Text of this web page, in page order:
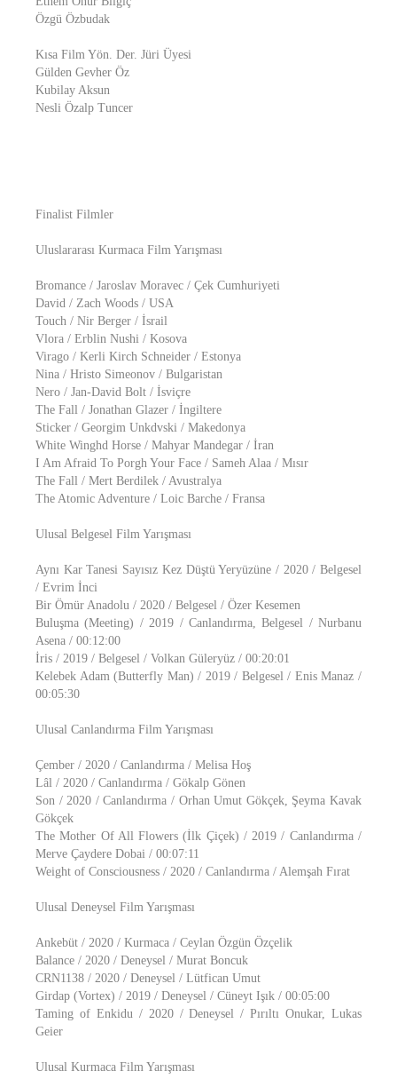
Özgü Özbudak
Kısa Film Yön. Der. Jüri Üyesi
Gülden Gevher Öz
Kubilay Aksun
Nesli Özalp Tuncer
Finalist Filmler
Uluslararası Kurmaca Film Yarışması
Bromance / Jaroslav Moravec / Çek Cumhuriyeti
David / Zach Woods / USA
Touch / Nir Berger / İsrail
Vlora / Erblin Nushi / Kosova
Virago / Kerli Kirch Schneider / Estonya
Nina / Hristo Simeonov / Bulgaristan
Nero / Jan-David Bolt / İsviçre
The Fall / Jonathan Glazer / İngiltere
Sticker / Georgim Unkdvski / Makedonya
White Winghd Horse / Mahyar Mandegar / İran
I Am Afraid To Porgh Your Face / Sameh Alaa / Mısır
The Fall / Mert Berdilek / Avustralya
The Atomic Adventure / Loic Barche / Fransa
Ulusal Belgesel Film Yarışması
Aynı Kar Tanesi Sayısız Kez Düştü Yeryüzüne / 2020 / Belgesel
/ Evrim İnci
Bir Ömür Anadolu / 2020 / Belgesel / Özer Kesemen
Buluşma (Meeting) / 2019 / Canlandırma, Belgesel / Nurbanu
Asena / 00:12:00
İris / 2019 / Belgesel / Volkan Güleryüz / 00:20:01
Kelebek Adam (Butterfly Man) / 2019 / Belgesel / Enis Manaz /
00:05:30
Ulusal Canlandırma Film Yarışması
Çember / 2020 / Canlandırma / Melisa Hoş
Lâl / 2020 / Canlandırma / Gökalp Gönen
Son / 2020 / Canlandırma / Orhan Umut Gökçek, Şeyma Kavak
Gökçek
The Mother Of All Flowers (İlk Çiçek) / 2019 / Canlandırma /
Merve Çaydere Dobai / 00:07:11
Weight of Consciousness / 2020 / Canlandırma / Alemşah Fırat
Ulusal Deneysel Film Yarışması
Ankebüt / 2020 / Kurmaca / Ceylan Özgün Özçelik
Balance / 2020 / Deneysel / Murat Boncuk
CRN1138 / 2020 / Deneysel / Lütfican Umut
Girdap (Vortex) / 2019 / Deneysel / Cüneyt Işık / 00:05:00
Taming of Enkidu / 2020 / Deneysel / Pırıltı Onukar, Lukas
Geier
Ulusal Kurmaca Film Yarışması